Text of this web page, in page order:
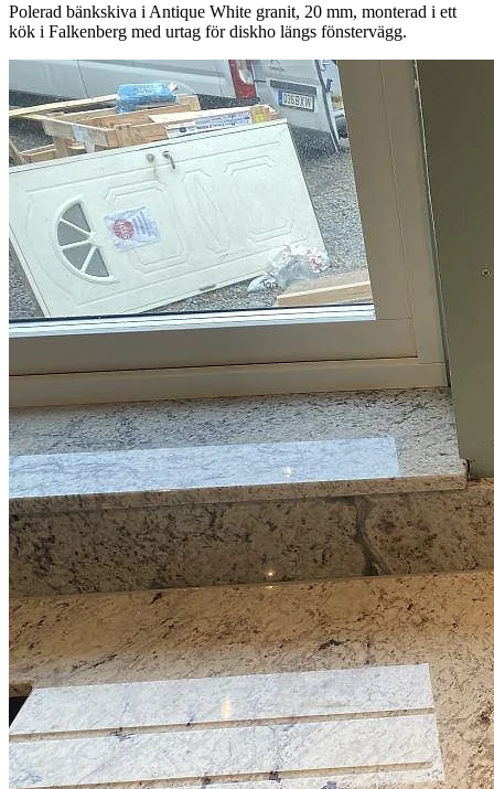
Polerad bänkskiva i Antique White granit, 20 mm, monterad i ett
kök i Falkenberg med urtag för diskho längs fönstervägg.